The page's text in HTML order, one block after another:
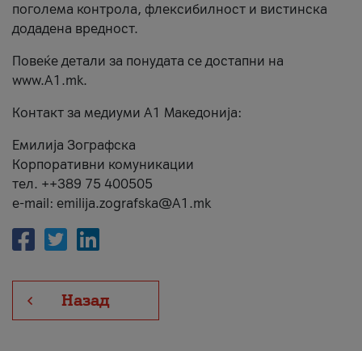
поголема контрола, флексибилност и вистинска
додадена вредност.
Повеќе детали за понудата се достапни на
www.А1.mk.
Контакт за медиуми А1 Македонија:
Емилија Зографска
Корпоративни комуникации
тел. ++389 75 400505
e-mail: emilija.zografska@A1.mk
Назад